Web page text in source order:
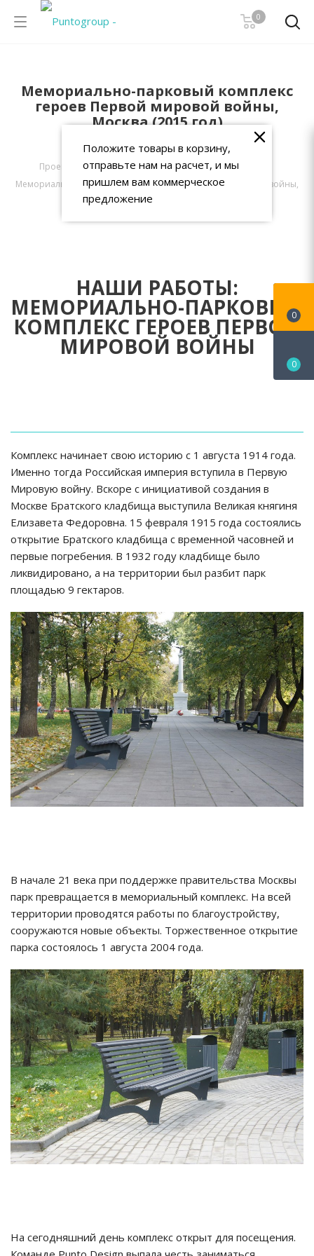
0
Мемориально-парковый комплекс
героев Первой мировой войны,
Москва (2015 год)
PuntoGroup - Проекты -
Проекты благоустройства общественных пространств
Мемориально-парковый комплекс героев Первой мировой войны,
Москва (2015 год)
НАШИ РАБОТЫ:
МЕМОРИАЛЬНО-ПАРКОВЫЙ
КОМПЛЕКС ГЕРОЕВ ПЕРВОЙ
МИРОВОЙ ВОЙНЫ
Комплекс начинает свою историю с 1 августа 1914 года.
Именно тогда Российская империя вступила в Первую
Мировую войну. Вскоре с инициативой создания в
Москве Братского кладбища выступила Великая княгиня
Елизавета Федоровна. 15 февраля 1915 года состоялись
открытие Братского кладбища с временной часовней и
первые погребения. В 1932 году кладбище было
ликвидировано, а на территории был разбит парк
площадью 9 гектаров.
В начале 21 века при поддержке правительства Москвы
парк превращается в мемориальный комплекс. На всей
территории проводятся работы по благоустройству,
сооружаются новые объекты. Торжественное открытие
парка состоялось 1 августа 2004 года.
На сегодняшний день комплекс открыт для посещения.
0
0
Положите товары в корзину,
отправьте нам на расчет, и мы
пришлем вам коммерческое
предложение